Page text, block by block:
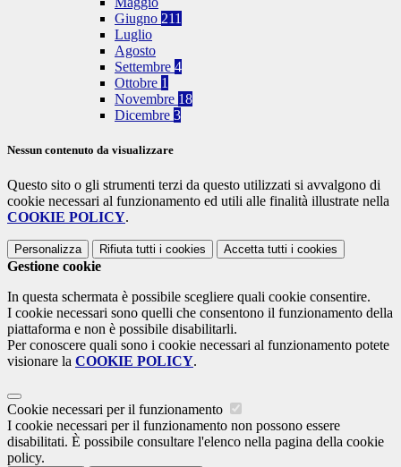
Giugno 211
Luglio
Agosto
Settembre 4
Ottobre 1
Novembre 18
Dicembre 3
Nessun contenuto da visualizzare
Questo sito o gli strumenti terzi da questo utilizzati si avvalgono di
cookie necessari al funzionamento ed utili alle finalità illustrate nella
COOKIE POLICY.
Personalizza Rifiuta tutti i cookies Accetta tutti i cookies
Gestione cookie
In questa schermata è possibile scegliere quali cookie consentire.
I cookie necessari sono quelli che consentono il funzionamento della
piattaforma e non è possibile disabilitarli.
Per conoscere quali sono i cookie necessari al funzionamento potete
visionare la COOKIE POLICY.
Cookie necessari per il funzionamento
I cookie necessari per il funzionamento non possono essere
disabilitati. È possibile consultare l'elenco nella pagina della cookie
policy.